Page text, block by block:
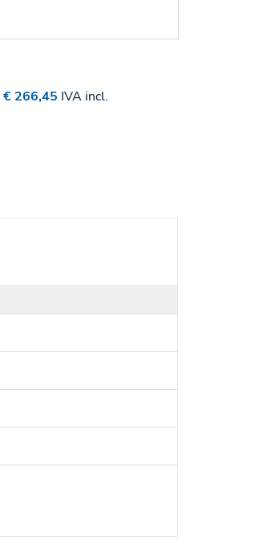
€ 266,45 IVA incl.